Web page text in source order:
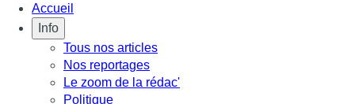
Accueil
Info
Tous nos articles
Nos reportages
Le zoom de la rédac'
Politique